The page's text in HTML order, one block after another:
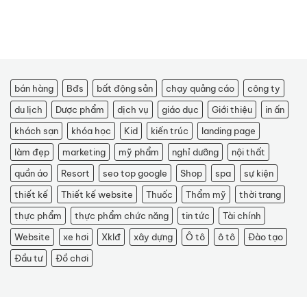
bán hàng Bđs bất động sản chạy quảng cáo
công ty
du lịch
Dược phẩm dịch vụ giáo dục Giới thiệu
in ấn
khách sạn
khóa học Kid kiến trúc
landing page
làm đẹp
marketing mỹ phẩm nghỉ dưỡng
nội thất
quần áo
Resort seo top google Shop spa
sự kiện
thiết kế
Thiết kế website Thuốc Thẩm mỹ
thời trang
thực phẩm
thực phẩm chức năng tin tức
Tài chính
Website
xe hơi Xklđ xây dựng Ô tô ô tô
Đào tạo
Đầu tư
Đồ chơi